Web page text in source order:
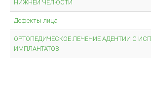
НИЖНЕЙ ЧЕЛЮСТИ
Дефекты лица
ОРТОПЕДИЧЕСКОЕ ЛЕЧЕНИЕ АДЕНТИИ С
ИМПЛАНТАТОВ